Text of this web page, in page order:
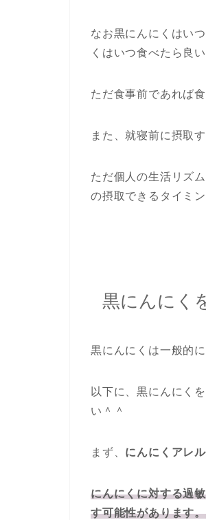
なお黒にんにくはい
くはいつ食べたら良
ただ食事前であれば
また、就寝前に摂取
ただ個人の生活リズ
の摂取できるタイミ
黒にんにく
黒にんにくは一般的
以下に、黒にんにく
い＾＾
まず、 にんにくアレ
にんにくに対する過
す可能性があります。